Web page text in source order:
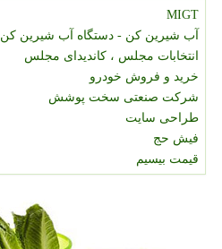
MIGT
آب شیرین کن - دستگاه آب شیرین کن
انتخابات مجلس ، کاندیدای مجلس
خرید و فروش خودرو
شرکت صنعتی سخت پوشش
طراحی سایت
فیش حج
قیمت بیسیم